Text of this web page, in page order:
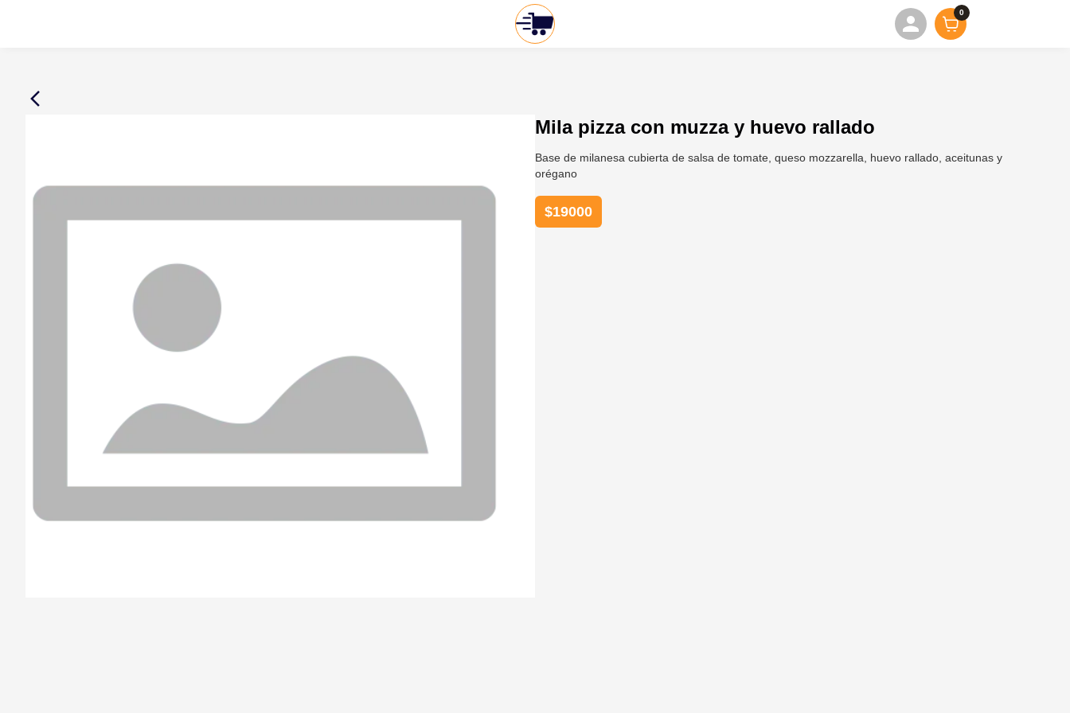
0
Mila pizza con muzza y huevo rallado
Base de milanesa cubierta de salsa de tomate, queso mozzarella, huevo rallado, aceitunas y
orégano
$19000